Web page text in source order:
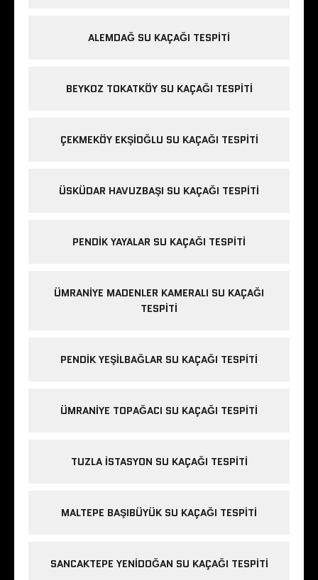
ALEMDAĞ SU KAÇAĞI TESPITI
BEYKOZ TOKATKÖY SU KAÇAĞI TESPITI
ÇEKMEKÖY EKŞIOĞLU SU KAÇAĞI TESPITI
ÜSKÜDAR HAVUZBAŞI SU KAÇAĞI TESPITI
PENDIK YAYALAR SU KAÇAĞI TESPITI
ÜMRANIYE MADENLER KAMERALI SU KAÇAĞI
TESPITI
PENDIK YEŞILBAĞLAR SU KAÇAĞI TESPITI
ÜMRANIYE TOPAĞACI SU KAÇAĞI TESPITI
TUZLA İSTASYON SU KAÇAĞI TESPITI
MALTEPE BAŞIBÜYÜK SU KAÇAĞI TESPITI
SANCAKTEPE YENIDOĞAN SU KAÇAĞI TESPITI